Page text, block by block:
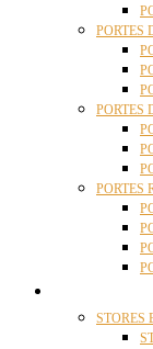
PORTES
PORTES
PORTES
STORES